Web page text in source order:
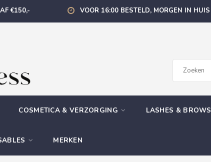
€150,- VOOR 16:00 BESTELD, MORGEN IN HUIS
COSMETICA & VERZORGING LASHES & BROWS
MERKEN